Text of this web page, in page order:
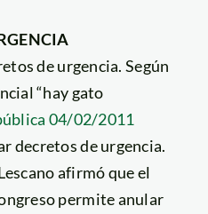
de urgencia. Según
“hay gato
04/02/2011
decretos de urgencia.
afirmó que el
permite anular